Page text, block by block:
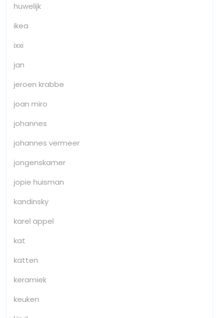
huwelijk
ikea
ixxi
jan
jeroen krabbe
joan miro
johannes
johannes vermeer
jongenskamer
jopie huisman
kandinsky
karel appel
kat
katten
keramiek
keuken